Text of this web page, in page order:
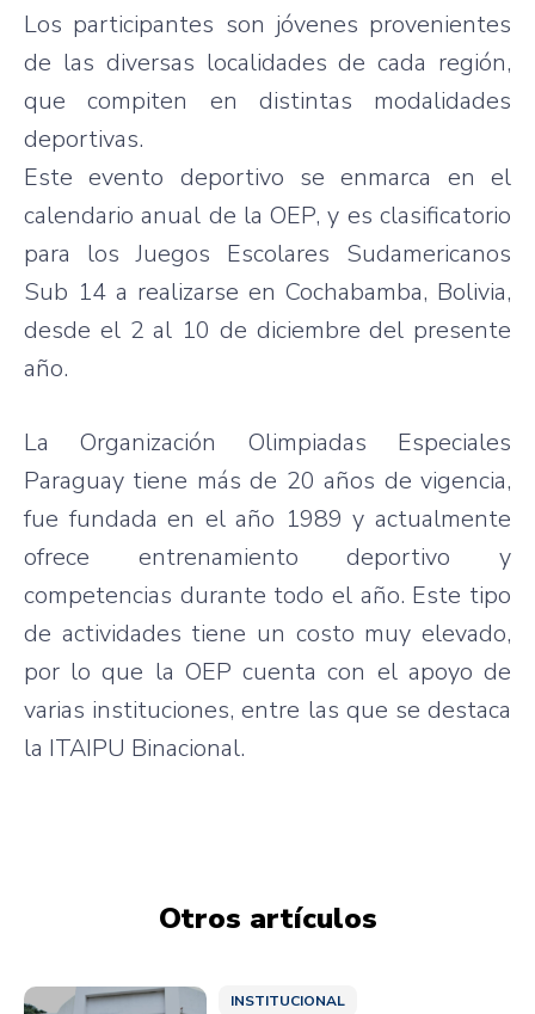
Los participantes son jóvenes provenientes
de las diversas localidades de cada región,
que compiten en distintas modalidades
deportivas.
Este evento deportivo se enmarca en el
calendario anual de la OEP, y es clasificatorio
para los Juegos Escolares Sudamericanos
Sub 14 a realizarse en Cochabamba, Bolivia,
desde el 2 al 10 de diciembre del presente
año.
La Organización Olimpiadas Especiales
Paraguay tiene más de 20 años de vigencia,
fue fundada en el año 1989 y actualmente
ofrece entrenamiento deportivo y
competencias durante todo el año. Este tipo
de actividades tiene un costo muy elevado,
por lo que la OEP cuenta con el apoyo de
varias instituciones, entre las que se destaca
la ITAIPU Binacional.
Otros artículos
INSTITUCIONAL